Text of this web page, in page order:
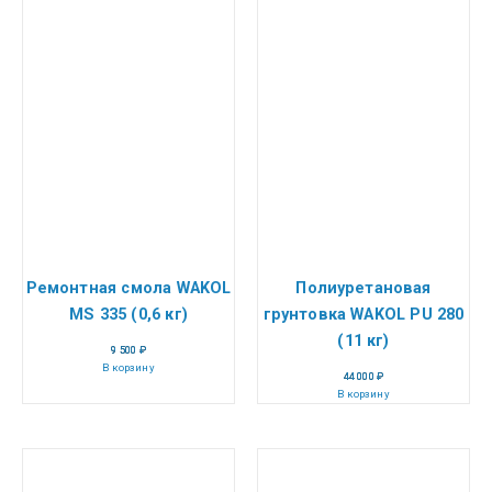
Ремонтная смола WAKOL
MS 335 (0,6 кг)
9 500 ₽
В корзину
Полиуретановая
грунтовка WAKOL PU 280
(11 кг)
44 000₽
В корзину